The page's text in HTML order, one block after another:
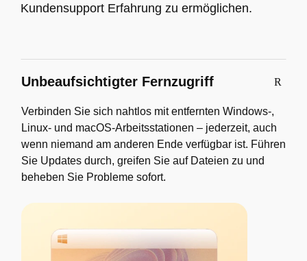
Kundensupport Erfahrung zu ermöglichen.
Unbeaufsichtigter Fernzugriff
Verbinden Sie sich nahtlos mit entfernten Windows-,
Linux- und macOS-Arbeitsstationen – jederzeit, auch
wenn niemand am anderen Ende verfügbar ist. Führen
Sie Updates durch, greifen Sie auf Dateien zu und
beheben Sie Probleme sofort.